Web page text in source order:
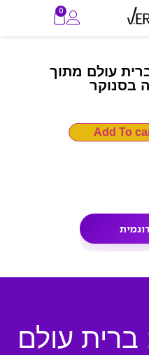
0
עולם מתוך
Add To
ברית עולם